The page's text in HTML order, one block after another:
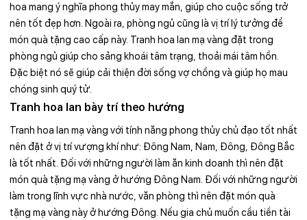
hoa mang ý nghĩa phong thủy may mắn, giúp cho cuộc sống trở
nên tốt đẹp hơn. Ngoài ra, phòng ngủ cũng là vị trí lý tưởng để
món quà tặng cao cấp này. Tranh hoa lan mạ vàng đặt trong
phòng ngủ giúp cho sảng khoái tâm trạng, thoải mái tâm hồn.
Đặc biệt nó sẽ giúp cải thiện đời sống vợ chồng và giúp họ mau
chóng sinh quý tử.
Tranh hoa lan bày trí theo hướng
Tranh hoa lan mạ vàng với tính năng phong thủy chủ đạo tốt nhất
nên đặt ở vị trí vượng khí như: Đông Nam, Nam, Đông, Đông Bắc
là tốt nhất. Đối với những người làm ăn kinh doanh thì nên đặt
món quà tặng mạ vàng ở hướng Đông Nam. Đối với những người
làm trong lĩnh vực nhà nước, văn phòng thì nên đặt món quà
tặng mạ vàng này ở hướng Đông. Nếu gia chủ muốn cầu tiền tài